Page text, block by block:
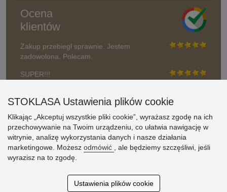
Ocena
klientów
Zakup przebiegł sprawnie. Jestem
zadowolona. Polecam.
SUPER!!!
Aktualnie 1804 recenzji
STOKLASA Ustawienia plików cookie
Klikając „Akceptuj wszystkie pliki cookie”, wyrażasz zgodę na ich
przechowywanie na Twoim urządzeniu, co ułatwia nawigację w
witrynie, analizę wykorzystania danych i nasze działania
marketingowe. Możesz odmówić
, ale będziemy szczęśliwi, jeśli
wyrazisz na to zgodę.
Ustawienia plików cookie